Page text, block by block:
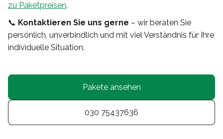
zu Paketpreisen.
📞 Kontaktieren Sie uns gerne – wir beraten Sie
persönlich, unverbindlich und mit viel Verständnis für Ihre
individuelle Situation.
Pakete ansehen
030 75437636